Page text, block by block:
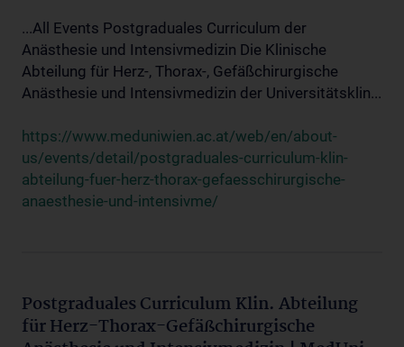
...All Events Postgraduales Curriculum der
Anästhesie und Intensivmedizin Die Klinische
Abteilung für Herz-, Thorax-, Gefäßchirurgische
Anästhesie und Intensivmedizin der Universitätsklin...
https://www.meduniwien.ac.at/web/en/about-
us/events/detail/postgraduales-curriculum-klin-
abteilung-fuer-herz-thorax-gefaesschirurgische-
anaesthesie-und-intensivme/
Postgraduales Curriculum Klin. Abteilung
für Herz-Thorax-Gefäßchirurgische